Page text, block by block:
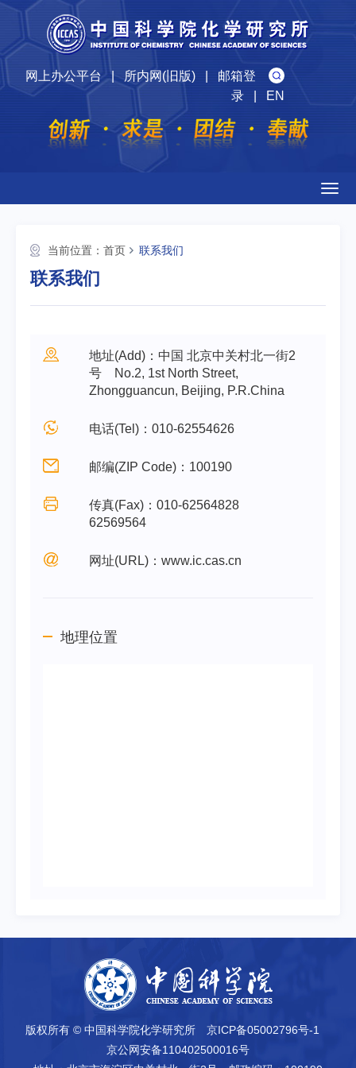
网上办公平台|所内网(旧版)| 邮箱登
录| EN
当前位置： 首页 联系我们
联系我们
地址(Add)：中国 北京中关村北一街2
号 No.2, 1st North Street,
Zhongguancun, Beijing, P.R.China
电话(Tel)：010-62554626
邮编(ZIP Code)：100190
传真(Fax)：010-62564828
62569564
网址(URL)：www.ic.cas.cn
地理位置
版权所有 © 中国科学院化学研究所
京ICP备05002796号-1
京公网安备110402500016号